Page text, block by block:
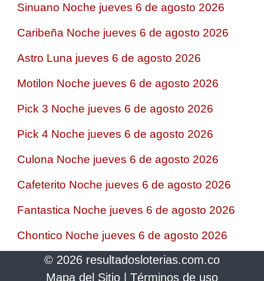
Sinuano Noche jueves 6 de agosto 2026
Caribeña Noche jueves 6 de agosto 2026
Astro Luna jueves 6 de agosto 2026
Motilon Noche jueves 6 de agosto 2026
Pick 3 Noche jueves 6 de agosto 2026
Pick 4 Noche jueves 6 de agosto 2026
Culona Noche jueves 6 de agosto 2026
Cafeterito Noche jueves 6 de agosto 2026
Fantastica Noche jueves 6 de agosto 2026
Chontico Noche jueves 6 de agosto 2026
© 2026 resultadosloterias.com.co
Mapa del Sitio
Términos de uso